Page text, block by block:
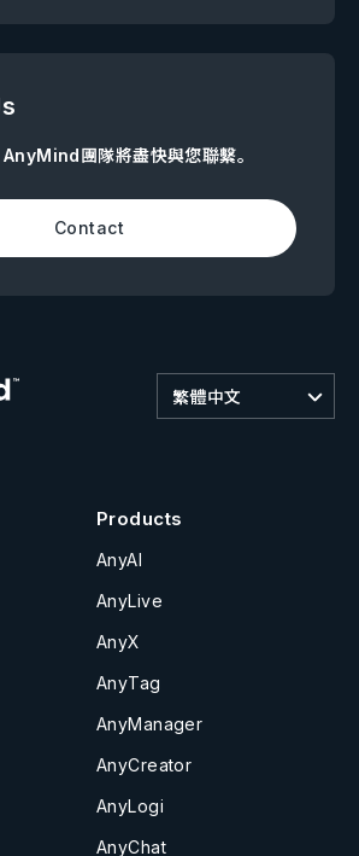
團隊將盡快與您聯繫。
Contact
繁體中文
Products
AnyAI
AnyLive
AnyX
AnyTag
AnyManager
AnyCreator
AnyLogi
AnyChat